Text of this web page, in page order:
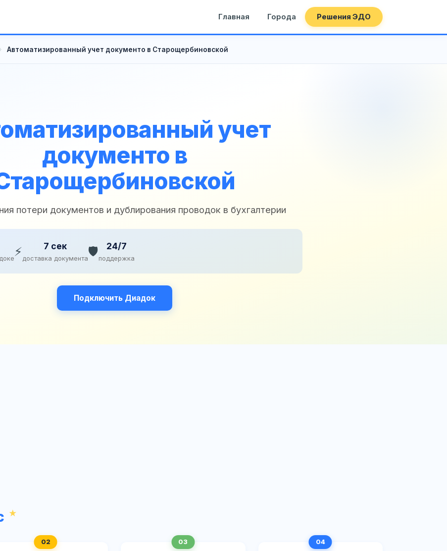
Главная Города Решения ЭДО
Автоматизированный учет документо в Старощербиновской
учет
документо в
потери документов и дублирования проводок в бухгалтерии
⚡ 7 сек
доставка документа🛡️ 24/7
поддержка
Подключить Диадок